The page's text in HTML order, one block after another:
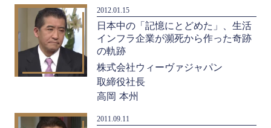
2012.01.15
日本中の「記憶にとどめた」、生活
インフラ企業が瀕死から作った奇跡
の軌跡
株式会社ウィーヴァジャパン
取締役社長
高岡 本州
2011.09.11